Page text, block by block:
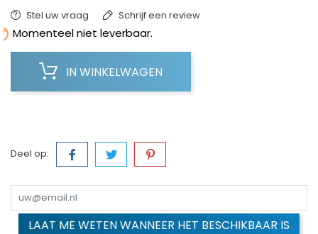
Stel uw vraag Schrijf een review
Momenteel niet leverbaar.
IN WINKELWAGEN
Deel op:
LAAT ME WETEN WANNEER HET BESCHIKBAAR IS